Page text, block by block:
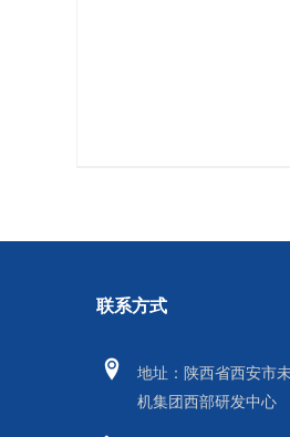
联系方式
地址：陕西省西安市
机集团西部研发中心